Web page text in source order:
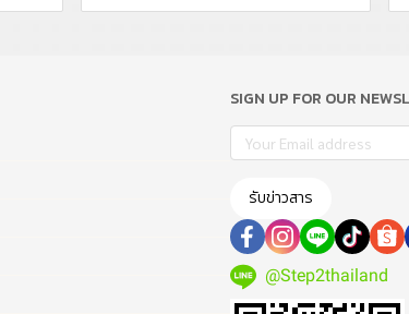
SIGN UP FOR OUR
รับข่าวสาร
@Step2thailand